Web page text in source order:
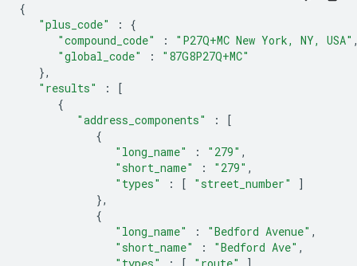
{
"plus_code"
:
{
"compound_code"
: "P27Q+MC New York, NY, USA"
"global_code"
:
"87G8P27Q+MC"
},
"results"
:
[
{
"address_components"
:
[
{
"long_name"
: "279" ,
"short_name"
: "279" ,
"types"
: [ "street_number"
]
},
{
"long_name"
: "Bedford Avenue" ,
"short_name"
: "Bedford Ave" ,